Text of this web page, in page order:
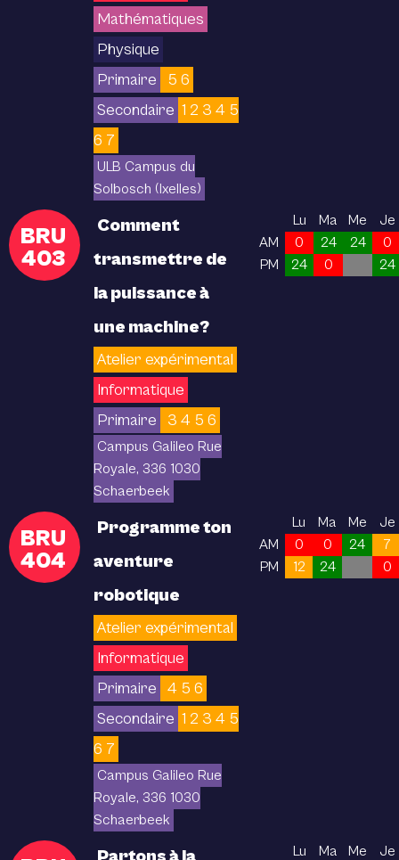
Mathématiques
Physique
Primaire
5 6
Secondaire 1 2 3 4 5
6 7
ULB Campus du
Solbosch (Ixelles)
BRU
403
Comment
transmettre de
la puissance à
une machine?
Atelier expérimental
Informatique
Primaire
3 4 5 6
Campus Galileo Rue
Royale, 336 1030
Schaerbeek
Lu Ma Me
Je
AM
0 24 24
0
PM
24 0 24
BRU
404
Programme ton
aventure
robotique
Atelier expérimental
Informatique
Primaire
4 5 6
Secondaire 1 2 3 4 5
6 7
Campus Galileo Rue
Royale, 336 1030
Schaerbeek
Lu Ma Me
Je
AM
0 0 24
7
PM
12 24 0
Lu Ma Me
Je